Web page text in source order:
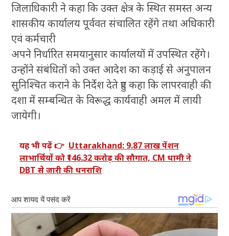
जिलाधिकारी ने कहा कि उक्त क्षेत्र के स्थित समस्त अन्य
शासकीय कार्यालय पूर्ववत संचालित रहेंगे तथा अधिकारी
एवं कर्मचारी
अपने निर्धारित समयानुसार कार्यालयों में उपस्थित रहेंगे।
उन्होंने संबंधितों को उक्त आदेश का कड़ाई से अनुपालन
सुनिश्चित कराने के निर्देश देते हुए कहा कि लापरवाही की
दशा में सम्बन्धित के विरूद्ध कार्यवाही अमल में लायी
जायेगी।
यह भी पढ़ें 👉 Uttarakhand: 9.87 लाख पेंशन
लाभार्थियों को ₹146.32 करोड़ की सौगात, CM धामी ने
DBT से जारी की धनराशि